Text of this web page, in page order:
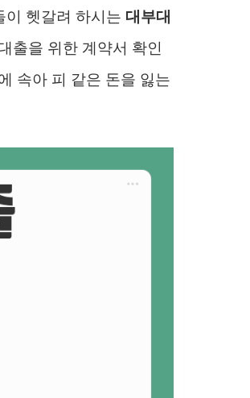
이 헷갈려 하시는 대부대
출을 위한 계약서 확인
속아 피 같은 돈을 잃는